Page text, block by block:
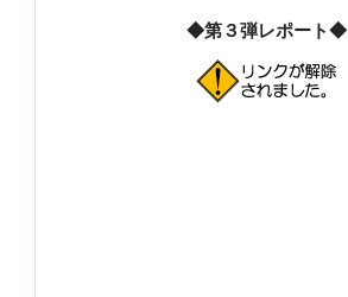
◆第３弾レポート◆